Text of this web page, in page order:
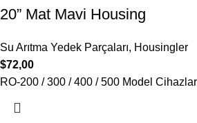
20” Mat Mavi Housing
Su Arıtma Yedek Parçaları, Housingler
$72,00
RO-200 / 300 / 400 / 500 Model